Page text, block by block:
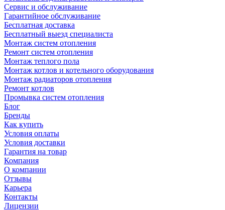
Сервис и обслуживание
Гарантийное обслуживание
Бесплатная доставка
Бесплатный выезд специалиста
Монтаж систем отопления
Ремонт систем отопления
Монтаж теплого пола
Монтаж котлов и котельного оборудования
Монтаж радиаторов отопления
Ремонт котлов
Промывка систем отопления
Блог
Бренды
Как купить
Условия оплаты
Условия доставки
Гарантия на товар
Компания
О компании
Отзывы
Карьера
Контакты
Лицензии